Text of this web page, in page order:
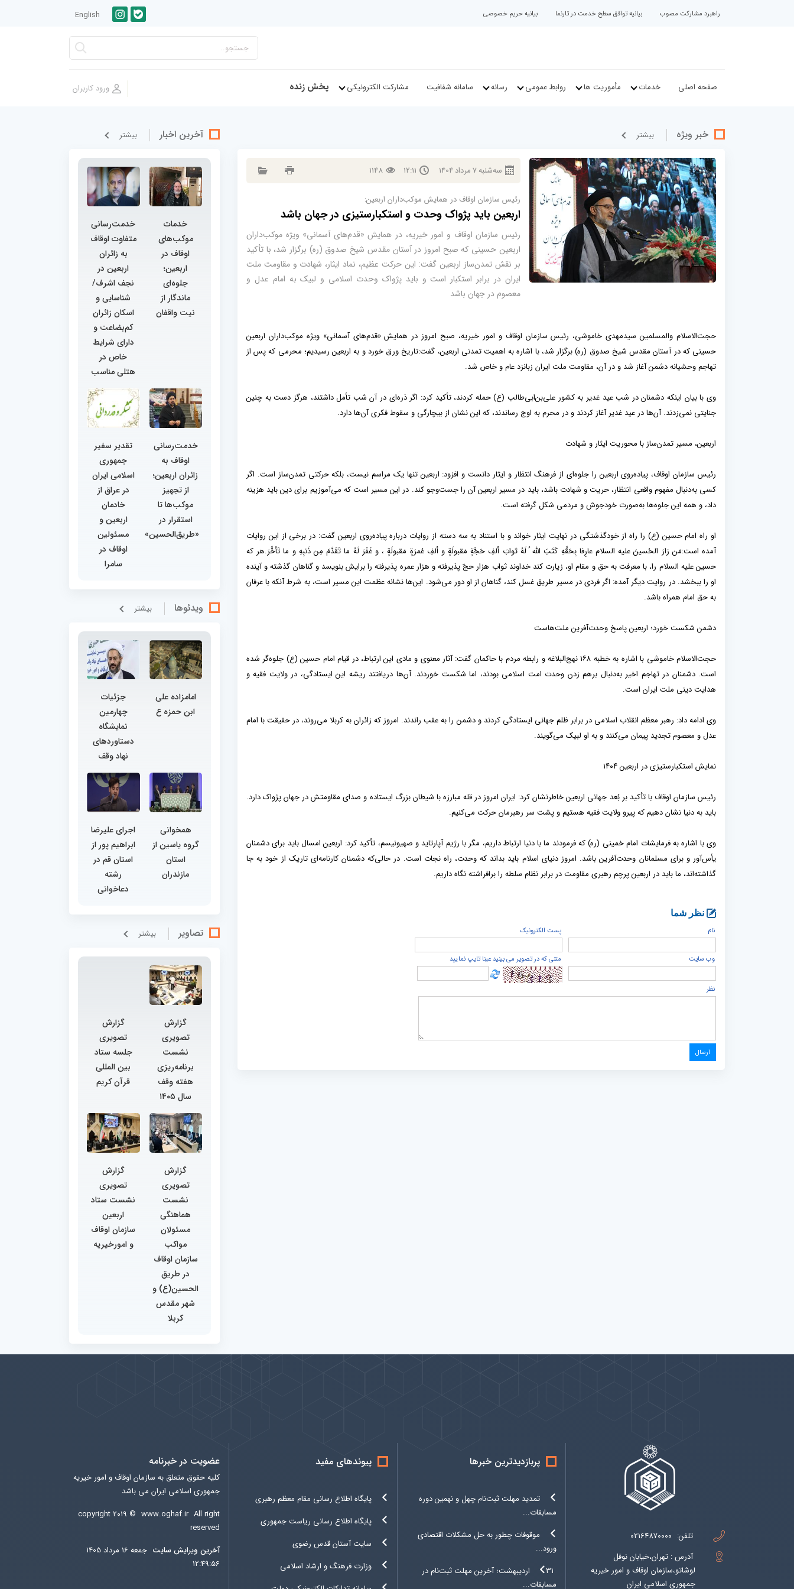
راهبرد مشارکت مصوب بیانیه توافق سطح خدمت در تارنما بیانیه حریم خصوصی English
صفحه اصلی خدمات مأموریت ها روابط عمومی رسانه سامانه شفافیت مشارکت الکترونیکی پخش زنده
خبر ویژه بيشتر
سه‌شنبه7مرداد 1404
12:11
1148
رئیس سازمان اوقاف در همایش موکب‌داران اربعین:
اربعین باید پژواک وحدت و استکبارستیزی در جهان باشد
رئیس سازمان اوقاف و امور خیریه، در همایش «قدم‌های آسمانی» ویژه موکب‌داران
اربعین حسینی که صبح امروز در آستان مقدس شیخ صدوق (ره) برگزار شد، با تأکید
بر نقش تمدن‌ساز اربعین گفت: این حرکت عظیم، نماد ایثار، شهادت و مقاومت ملت
ایران در برابر استکبار است و باید پژواک وحدت اسلامی و لبیک به امام عدل و
معصوم در جهان باشد
حجت‌الاسلام والمسلمین سیدمهدی خاموشی، رئیس سازمان اوقاف و امور خیریه، صبح امروز در همایش «قدم‌های آسمانی» ویژه موکب‌داران اربعین
حسینی که در آستان مقدس شیخ صدوق (ره) برگزار شد، با اشاره به اهمیت تمدنی اربعین، گفت:تاریخ ورق خورد و به اربعین رسیدیم؛ محرمی که پس از
تهاجم وحشیانه دشمن آغاز شد و در آن، مقاومت ملت ایران زبانزد عام و خاص شد.
وی با بیان اینکه دشمنان در شب عید غدیر به کشور علی‌بن‌ابی‌طالب (ع) حمله کردند، تأکید کرد: اگر ذره‌ای در آن شب تأمل داشتند، هرگز دست به چنین
جنایتی نمی‌زدند. آن‌ها در عید غدیر آغاز کردند و در محرم به اوج رساندند، که این نشان از بیچارگی و سقوط فکری آن‌ها دارد.
اربعین، مسیر تمدن‌ساز با محوریت ایثار و شهادت
رئیس سازمان اوقاف، پیاده‌روی اربعین را جلوه‌ای از فرهنگ انتظار و ایثار دانست و افزود: اربعین تنها یک مراسم نیست، بلکه حرکتی تمدن‌ساز است. اگر
کسی به‌دنبال مفهوم واقعی انتظار، حریت و شهادت باشد، باید در مسیر اربعین آن را جست‌وجو کند. در این مسیر است که می‌آموزیم برای دین باید هزینه
داد، و همه این جلوه‌ها به‌صورت خودجوش و مردمی شکل گرفته است.
او راه امام حسین (ع) را راه از خودگذشتگی در نهایت ایثار خواند و با استناد به سه دسته از روایات درباره پیاده‌روی اربعین گفت: در برخی از این روایات
آمده است:مَن زارَ الحُسينَ عليه السلام عارِفا بِحَقِّهِ كَتَبَ اللّه ُ لَهُ ثوابَ ألفِ حَجَّةٍ مَقبولَةٍ و ألفِ عُمرَةٍ مَقبولَةٍ ، و غَفَرَ لَهُ ما تَقَدَّمَ مِن ذَنبِهِ و ما تَأخَّرَ.هر كه
حسين عليه السلام را، با معرفت به حق و مقام او، زيارت كند خداوند ثواب هزار حجّ پذيرفته و هزار عمره پذيرفته را برايش بنويسد و گناهان گذشته و آينده
او را ببخشد. در روایت دیگر آمده: اگر فردی در مسیر طریق غسل کند، گناهان از او دور می‌شود. این‌ها نشانه عظمت این مسیر است، به شرط آنکه با عرفان
به حق امام همراه باشد.
دشمن شکست خورد؛ اربعین پاسخ وحدت‌آفرین ملت‌هاست
حجت‌الاسلام خاموشی با اشاره به خطبه ۱۶۸ نهج‌البلاغه و رابطه مردم با حاکمان گفت: آثار معنوی و مادی این ارتباط، در قیام امام حسین (ع) جلوه‌گر شده
است. دشمنان در تهاجم اخیر به‌دنبال برهم زدن وحدت امت اسلامی بودند، اما شکست خوردند. آن‌ها دریافتند ریشه این ایستادگی، در ولایت فقیه و
هدایت دینی ملت ایران است.
وی ادامه داد: رهبر معظم انقلاب اسلامی در برابر ظلم جهانی ایستادگی کردند و دشمن را به عقب راندند. امروز که زائران به کربلا می‌روند، در حقیقت با امام
عدل و معصوم تجدید پیمان می‌کنند و به او لبیک می‌گویند.
نمایش استکبارستیزی در اربعین ۱۴۰۴
رئیس سازمان اوقاف با تأکید بر بُعد جهانی اربعین خاطرنشان کرد: ایران امروز در قله مبارزه با شیطان بزرگ ایستاده و صدای مقاومتش در جهان پژواک دارد.
باید به دنیا نشان دهیم که پیرو ولایت فقیه هستیم و پشت سر رهبرمان حرکت می‌کنیم.
وی با اشاره به فرمایشات امام خمینی (ره) که فرمودند ما با دنیا ارتباط داریم، مگر با رژیم آپارتاید و صهیونیسم، تأکید کرد: اربعین امسال باید برای دشمنان
یأس‌آور و برای مسلمانان وحدت‌آفرین باشد. امروز دنیای اسلام باید بداند که وحدت، راه نجات است. در حالی‌که دشمنان کارنامه‌ای تاریک از خود به جا
گذاشته‌اند، ما باید در اربعین پرچم رهبری مقاومت در برابر نظام سلطه را برافراشته نگاه داریم.
نظر شما
نام
پست الكترونيک
وب سایت متنی که در تصویر می بینید عینا تایپ نمایید
نظر
آخرین اخبار بيشتر
خدمات
موکب‌های
اوقاف در
اربعین؛
جلوه‌ای
ماندگار از
نیت واقفان
خدمت‌رسانی
متفاوت اوقاف
به زائران
اربعین در
نجف اشرف/
شناسایی و
اسکان زائران
کم‌بضاعت و
دارای شرایط
خاص در
هتلی مناسب
خدمت‌رسانی
اوقاف به
زائران اربعین؛
از تجهیز
موکب‌ها تا
استقرار در
«طریق‌الحسین»
تقدیر سفیر
جمهوری
اسلامی ایران
در عراق از
خادمان
اربعین و
مسئولین
اوقاف در
سامرا
ویدئوها بيشتر
امامزاده علی
ابن حمزه ع
جزئیات
چهارمین
نمایشگاه
دستاوردهای
نهاد وقف
همخوانی
گروه یاسین از
استان
مازندران
اجرای علیرضا
ابراهیم پور از
استان قم در
رشته
دعاخوانی
تصاویر بيشتر
گزارش
تصویری
نشست
برنامه‌ریزی
هفته وقف
سال ۱۴۰۵
گزارش
تصویری
جلسه ستاد
بین المللی
قرآن کریم
گزارش
تصویری
نشست
هماهنگی
مسئولان
مواکب
سازمان اوقاف
در طریق
الحسین(ع) و
شهر مقدس
کربلا
گزارش
تصویری
نشست ستاد
اربعین
سازمان اوقاف
و امورخیریه
تلفن: 02164870000
آدرس : تهران،خیابان نوفل
لوشاتو،سازمان اوقاف و امور خیریه
جمهوری اسلامی ایران
پربازدیدترین خبرها
تمدید مهلت ثبت‌نام چهل و نهمین دوره
مسابقات...
موقوفات چطور به حل مشکلات اقتصادی
ورود...
۳۱ اردیبهشت؛ آخرین مهلت ثبت‌نام در
مسابقات...
پیوندهای مفید
پایگاه اطلاع رسانی مقام معظم رهبری
پایگاه اطلاع رسانی ریاست جمهوری
سایت آستان قدس رضوی
وزارت فرهنگ و ارشاد اسلامی
عضویت در خبرنامه
کلیه حقوق متعلق به سازمان اوقاف و امور خیریه
جمهوری اسلامی ایران می باشد
copyright ۲۰۱۹ © www.oghaf.ir All right
reserved
آخرين ويرايش سایت
جمعه 16 مرداد 1405
12:49:56